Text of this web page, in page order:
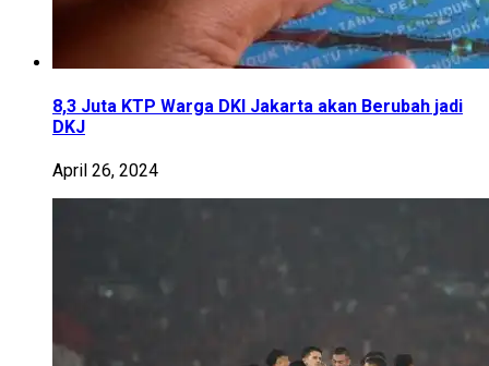
8,3 Juta KTP Warga DKI Jakarta akan Berubah jadi
DKJ
April 26, 2024